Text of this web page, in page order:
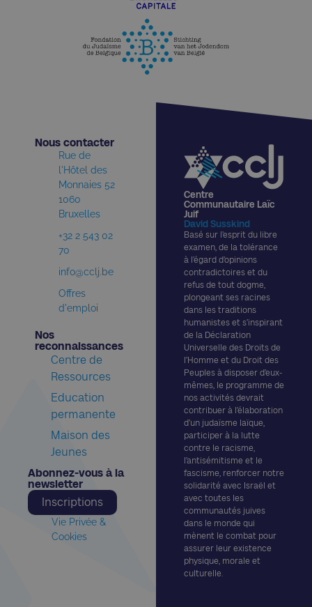
Centre
Communautaire Laïc
Juif
David Susskind
Basé sur l’esprit du libre
examen, de la tolérance
à l’égard d’opinions
contradictoires et du
refus de tout dogme,
plongeant ses racines
dans les traditions
humanistes et s’inspirant
de la Déclaration
Universelle des Droits de
l’Homme et du Droit des
Peuples à disposer d’eux-
mêmes, le programme de
nos activités devrait
contribuer à l’élaboration
d’un judaïsme laïque,
participer à la lutte
contre le racisme,
l’antisémitisme et le
fascisme, renforcer notre
solidarité avec Israël et
avec toutes les
communautés juives
dans le monde qui
mènent le combat pour
assurer leur existence
physique, morale et
culturelle.
Nous contacter​
Rue de
l'Hôtel des
Monnaies 52
1060
Bruxelles
+32 2 543 02
70
info@cclj.be
Offres
d'emploi
Nos
reconnaissances​
Centre de
Ressources
Education
permanente
Maison des
Jeunes
Abonnez-vous à la
newsletter​
Inscriptions
Vie Privée &
Cookies